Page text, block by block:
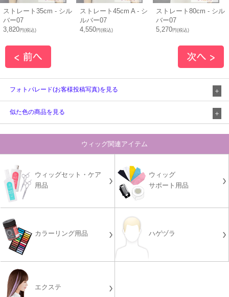
ストレート35cm - シル
バー07
3,820円(税込)
ストレート45cm A - シ
ルバー07
4,550円(税込)
ストレート80cm - シル
バー07
5,270円(税込)
フォトパレード(お客様投稿写真)を見る
似た色の商品を見る
ウィッグ関連アイテム
ウィッグセット・ケア
用品
ウィッグ
サポート用品
カラーリング用品 ハゲヅラ
エクステ